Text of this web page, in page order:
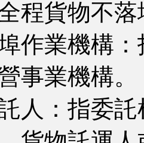
程貨物不
業機構：
事業機構。
：指委託